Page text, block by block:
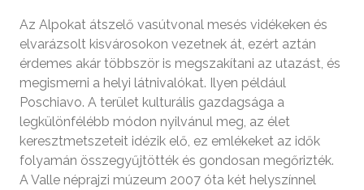
Az Alpokat átszelő vasútvonal mesés vidékeken és
elvarázsolt kisvárosokon vezetnek át, ezért aztán
érdemes akár többször is megszakítani az utazást, és
megismerni a helyi látnivalókat. Ilyen például
Poschiavo. A terület kulturális gazdagsága a
legkülönfélébb módon nyilvánul meg, az élet
keresztmetszeteit idézik elő, ez emlékeket az idők
folyamán összegyűjtötték és gondosan megőrizték.
A Valle néprajzi múzeum 2007 óta két helyszínnel